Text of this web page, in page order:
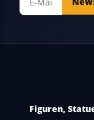
Figuren,